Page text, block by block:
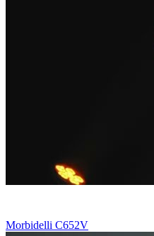
Morbidelli C652V